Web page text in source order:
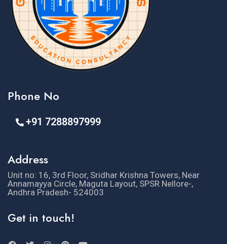
Phone No
+91 7288897999
Address
Unit no: 16, 3rd Floor, Sridhar Krishna Towers, Near
Annamayya Circle, Maguta Layout, SPSR Nellore-,
Andhra Pradesh- 524003
Get in touch!